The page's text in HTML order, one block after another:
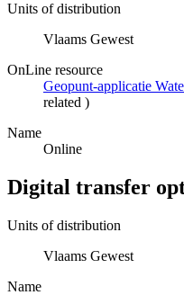
Units of distribution
Vlaams Gewest
OnLine resource
Geopunt-applicatie
related )
Name
Online
Digital transfer
Units of distribution
Vlaams Gewest
Name